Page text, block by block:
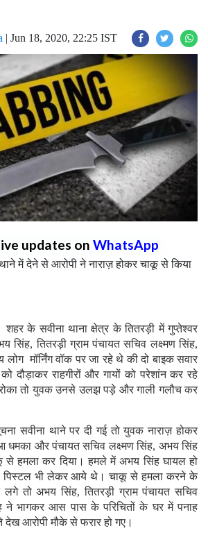
| Jun 18, 2020, 22:25 IST
updates on WhatsApp
थाने में देने से आरोपी ने नाराज़ होकर चाकू से किया
के सवीना थाना क्षेत्र के तितरड़ी में गुप्तेश्वर
सिंह, तितरड़ी ग्राम पंचायत सचिव लक्ष्मण सिंह,
मॉर्निंग वॉक पर जा रहे थे की दो बाइक सवार
दौड़ाकर राहगीरों और गायों को परेशांन कर रहे
तो युवक उनसे उलझ पड़े और गाली गलौच कर
सवीना थाने पर दी गई तो युवक नाराज़ होकर
धमका और पंचायत सचिव लक्ष्मण सिंह, अभय सिंह
से हमला कर दिया। हमले में अभय सिंह घायल हो
पिस्टल भी लेकर आये थे। चाकू से हमला करने के
तो अभय सिंह, तितरड़ी ग्राम पंचायत सचिव
ने भागकर आस पास के परिचितों के घर में पनाह
देख आरोपी मौके से फरार हो गए।